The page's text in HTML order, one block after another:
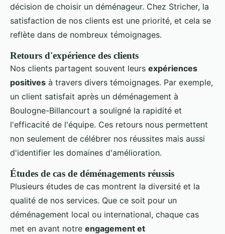
décision de choisir un déménageur. Chez Stricher, la
satisfaction de nos clients est une priorité, et cela se
reflète dans de nombreux témoignages.
Retours d'expérience des clients
Nos clients partagent souvent leurs expériences
positives à travers divers témoignages. Par exemple,
un client satisfait après un déménagement à
Boulogne-Billancourt a souligné la rapidité et
l'efficacité de l'équipe. Ces retours nous permettent
non seulement de célébrer nos réussites mais aussi
d'identifier les domaines d'amélioration.
Études de cas de déménagements réussis
Plusieurs études de cas montrent la diversité et la
qualité de nos services. Que ce soit pour un
déménagement local ou international, chaque cas
met en avant notre engagement et